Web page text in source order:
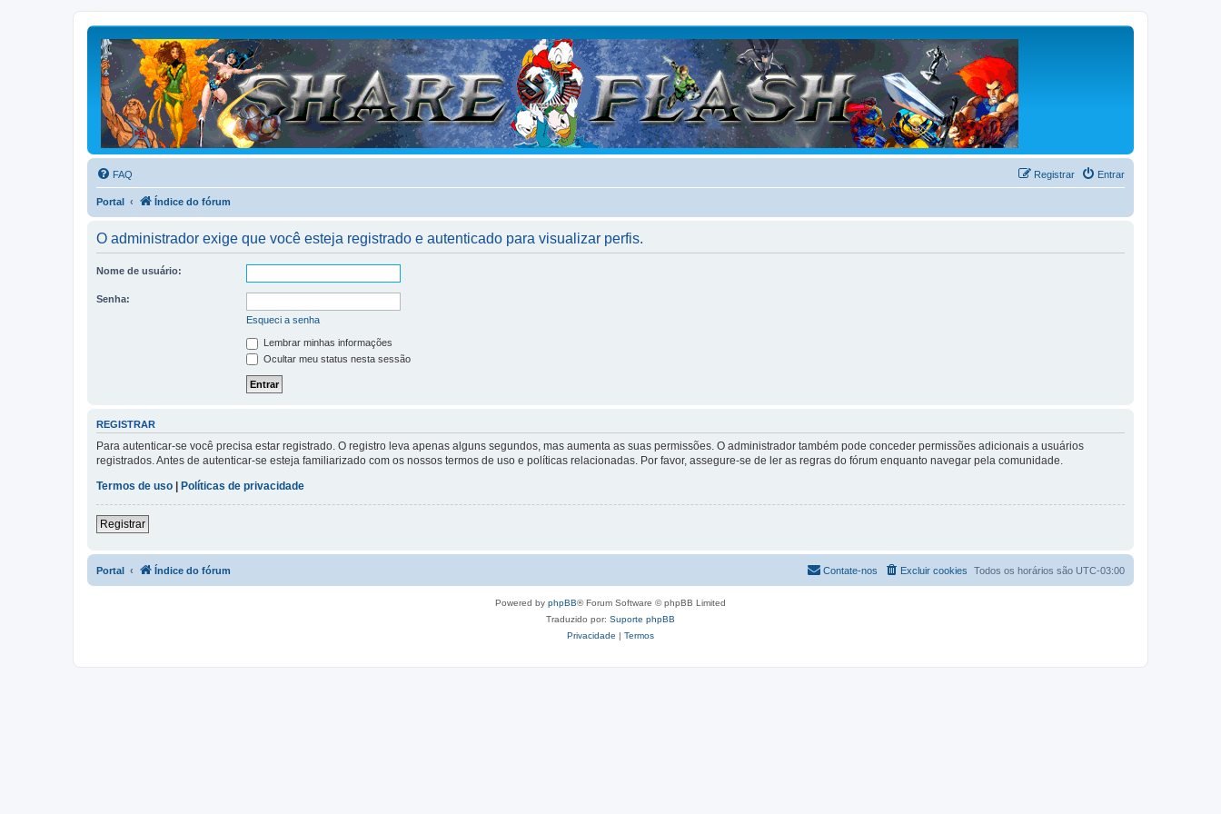
FAQ Entrar
Registrar
Portal Índice do fórum
O administrador exige que você esteja registrado e autenticado para visualizar perfis.
Nome de usuário:
Senha:
Esqueci a senha
Lembrar minhas informações
Ocultar meu status nesta sessão
REGISTRAR
Para autenticar-se você precisa estar registrado. O registro leva apenas alguns segundos, mas aumenta as suas permissões. O administrador também pode conceder permissões adicionais a usuários
registrados. Antes de autenticar-se esteja familiarizado com os nossos termos de uso e políticas relacionadas. Por favor, assegure-se de ler as regras do fórum enquanto navegar pela comunidade.
Termos de uso | Políticas de privacidade
Registrar
Portal Índice do fórum Todos os horários são UTC-03:00
Excluir cookies
Contate-nos
Powered by phpBB® Forum Software © phpBB Limited
Traduzido por: Suporte phpBB
Privacidade | Termos